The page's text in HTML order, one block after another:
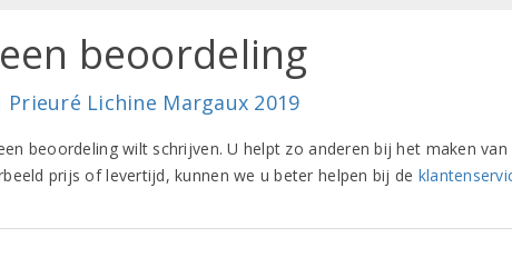
beoordeling
Prieuré Lichine Margaux 2019
beoordeling wilt schrijven. U helpt zo anderen bij het maken
prijs of levertijd, kunnen we u beter helpen bij de